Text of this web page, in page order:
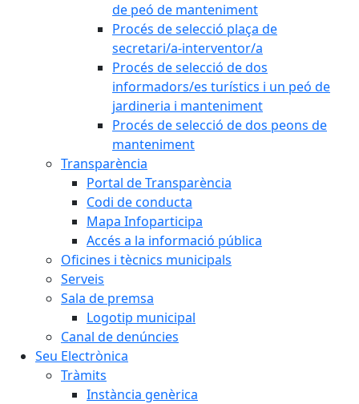
de peó de manteniment
Procés de selecció plaça de
secretari/a-interventor/a
Procés de selecció de dos
informadors/es turístics i un peó de
jardineria i manteniment
Procés de selecció de dos peons de
manteniment
Transparència
Portal de Transparència
Codi de conducta
Mapa Infoparticipa
Accés a la informació pública
Oficines i tècnics municipals
Serveis
Sala de premsa
Logotip municipal
Canal de denúncies
Seu Electrònica
Tràmits
Instància genèrica